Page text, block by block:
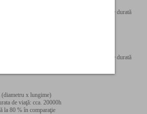
fibre tubulare de poliester, pentru un volum de durată
alunecarea umpluturii
dintre anotimpuri
umplutură: 100% poliester
fibre tubulare de poliester, pentru un volum de durată
umplutură: 100% poliester
(diametru x lungime)
de viaţă: cca. 20000h
la 80 % în comparaţie